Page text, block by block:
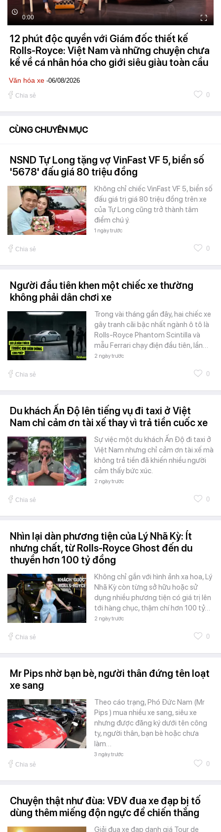
0:00
12 phút độc quyền với Giám đốc thiết kế
Rolls-Royce: Việt Nam và những chuyện chưa
kể về cá nhân hóa cho giới siêu giàu toàn cầu
Văn hóa xe -06/08/2026
Chia sẻ 0
CÙNG CHUYÊN MỤC
NSND Tự Long tặng vợ VinFast VF 5, biển số
'5678' đấu giá 80 triệu đồng
Không chỉ chiếc VinFast VF 5, biển số
đấu giá trị giá 80 triệu đồng trên xe
của Tự Long cũng trở thành tâm
điểm chú ý.
1 ngày trước
Chia sẻ 0
Người đầu tiên khen một chiếc xe thường
không phải dân chơi xe
Trong vài tháng gần đây, hai chiếc xe
gây tranh cãi bậc nhất ngành ô tô là
Rolls-Royce Phantom Scintilla và
mẫu Ferrari chạy điện đầu tiên, lần…
2 ngày trước
Chia sẻ 0
Du khách Ấn Độ lên tiếng vụ đi taxi ở Việt
Nam chỉ cảm ơn tài xế thay vì trả tiền cuốc xe
Sự việc một du khách Ấn Độ đi taxi ở
Việt Nam nhưng chỉ cảm ơn tài xế mà
không trả tiền đã khiến nhiều người
cảm thấy bức xúc.
2 ngày trước
Chia sẻ 0
Nhìn lại dàn phương tiện của Lý Nhã Kỳ: Ít
nhưng chất, từ Rolls-Royce Ghost đến du
thuyền hơn 100 tỷ đồng
Không chỉ gắn với hình ảnh xa hoa, Lý
Nhã Kỳ còn từng sở hữu hoặc sử
dụng nhiều phương tiện có giá trị lên
tới hàng chục, thậm chí hơn 100 tỷ…
2 ngày trước
Chia sẻ 0
Mr Pips nhờ bạn bè, người thân đứng tên loạt
xe sang
Theo cáo trạng, Phó Đức Nam (Mr
Pips ) mua nhiều xe sang, siêu xe
nhưng được đăng ký dưới tên công
ty, người thân, bạn bè hoặc chưa
làm…
3 ngày trước
Chia sẻ 0
Chuyện thật như đùa: VĐV đua xe đạp bị tố
dùng thêm miếng độn ngực để chiến thắng
Giải đua xe đạp danh giá Tour de